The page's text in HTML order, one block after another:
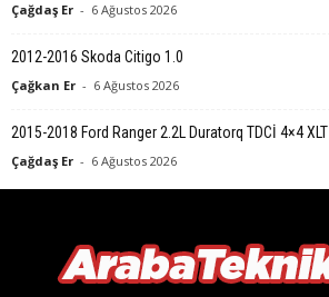
Çağdaş Er - 6 Ağustos 2026
2012-2016 Skoda Citigo 1.0
Çağkan Er - 6 Ağustos 2026
2015-2018 Ford Ranger 2.2L Duratorq TDCİ 4×4 XLT
Çağdaş Er - 6 Ağustos 2026